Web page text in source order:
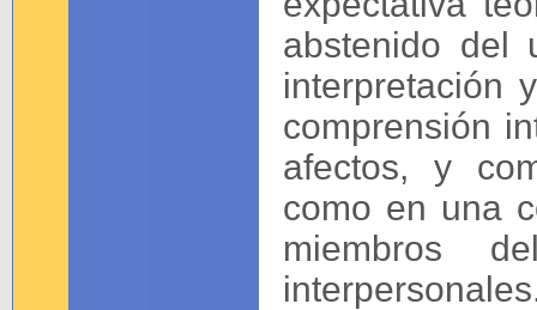
abstenido del
interpretación
comprensión
afectos, y
como en una
miembros